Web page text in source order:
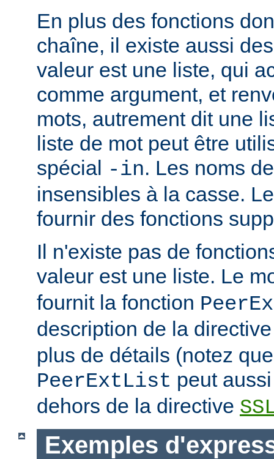
En plus des fonctions
chaîne, il existe aussi
valeur est une liste, qui
comme argument, et
mots, autrement dit une
liste de mot peut être
spécial -in. Les noms
insensibles à la casse.
fournir des fonctions
Il n'existe pas de
valeur est une liste. Le
fournit la fonction
description de la
plus de détails (notez
PeerExtList peut
dehors de la directive
Exemples